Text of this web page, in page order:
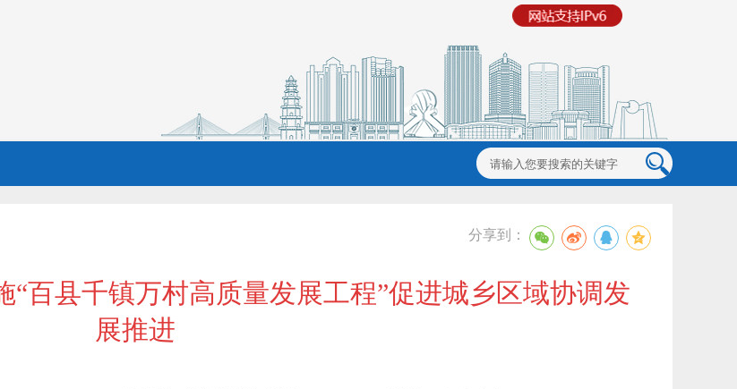
分享到：
“百县千镇万村高质量发展工程”促进城乡区域协调发
展推进